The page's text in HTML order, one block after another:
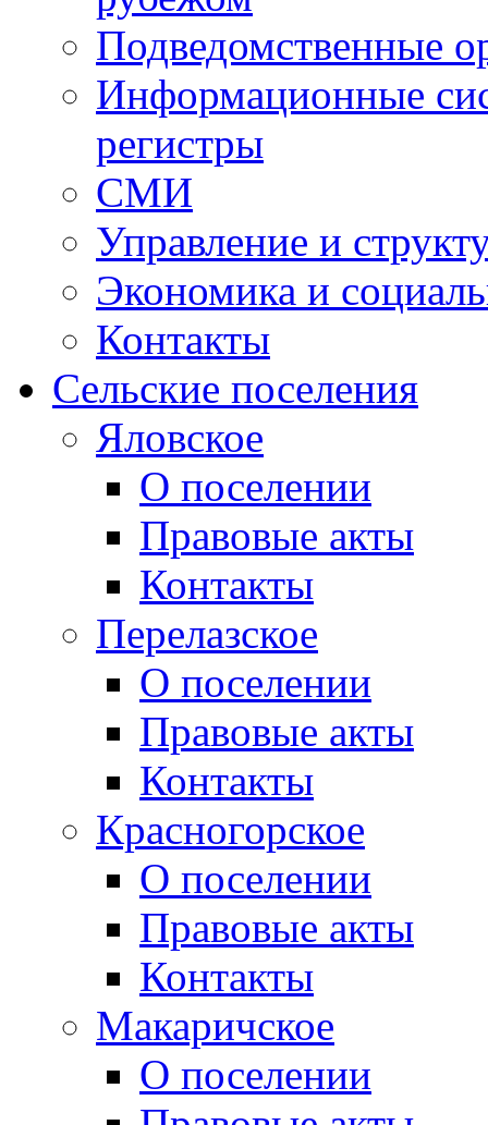
Подведомственные
Информационные
регистры
СМИ
Управление и
Экономика и
Контакты
Сельские поселения
Яловское
О поселении
Правовые акты
Контакты
Перелазское
О поселении
Правовые акты
Контакты
Красногорское
О поселении
Правовые акты
Контакты
Макаричское
О поселении